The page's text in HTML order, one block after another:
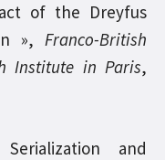
of the Dreyfus
», Franco-British
Institute in Paris,
and